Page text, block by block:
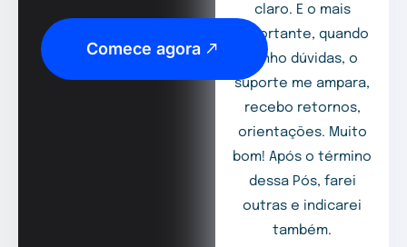
Comece agora
claro. E o mais
importante, quando
tenho dúvidas, o
suporte me ampara,
recebo retornos,
orientações. Muito
bom! Após o término
dessa Pós, farei
outras e indicarei
também.